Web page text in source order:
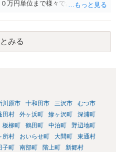
万円単位まで様々であり、不明で
が開始され、決裂して相手方が訴
がなされる流れが通常です。
みる
川原市 十和田市 三沢市
むつ市
田村 外ヶ浜町 鰺ヶ沢町
深浦町
板柳町 鶴田町 中泊町
野辺地町
所村 おいらせ町 大間町
東通村
子町 南部町 階上町 新郷村